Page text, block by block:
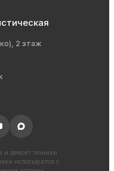
2 этаж
ремонт техники
используются с